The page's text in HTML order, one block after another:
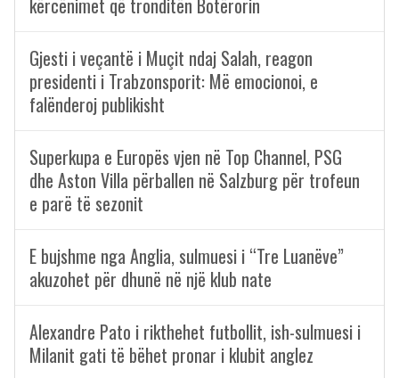
kërcënimet që tronditën Botërorin
Gjesti i veçantë i Muçit ndaj Salah, reagon
presidenti i Trabzonsporit: Më emocionoi, e
falënderoj publikisht
Superkupa e Europës vjen në Top Channel, PSG
dhe Aston Villa përballen në Salzburg për trofeun
e parë të sezonit
E bujshme nga Anglia, sulmuesi i “Tre Luanëve”
akuzohet për dhunë në një klub nate
Alexandre Pato i rikthehet futbollit, ish-sulmuesi i
Milanit gati të bëhet pronar i klubit anglez